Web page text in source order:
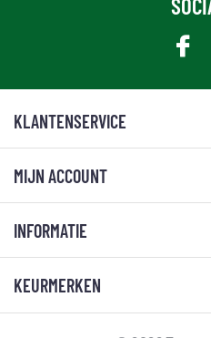
KLANTENSERVICE
MIJN ACCOUNT
INFORMATIE
KEURMERKEN